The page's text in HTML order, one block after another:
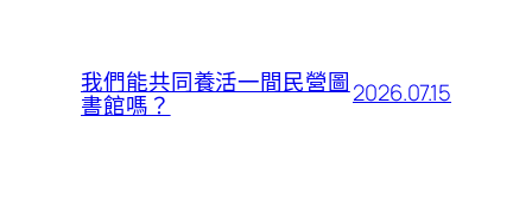
我們能共同養活一間民營圖
書館嗎？ 2026.07.15